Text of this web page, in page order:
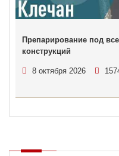
Препарирование под
конструкций
8 октября 2026